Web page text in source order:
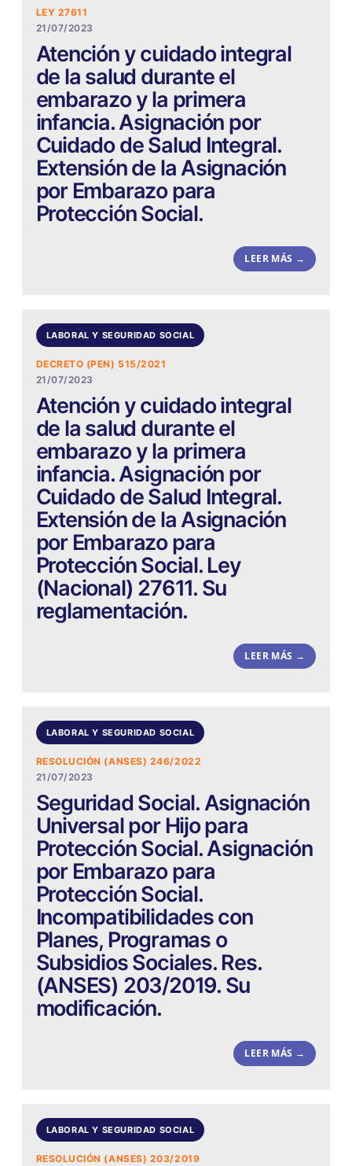
LEY 27611
21/07/2023
Atención y cuidado integral
de la salud durante el
embarazo y la primera
infancia. Asignación por
Cuidado de Salud Integral.
Extensión de la Asignación
por Embarazo para
Protección Social.
LEER MÁS →
LABORAL Y SEGURIDAD SOCIAL
DECRETO (PEN) 515/2021
21/07/2023
Atención y cuidado integral
de la salud durante el
embarazo y la primera
infancia. Asignación por
Cuidado de Salud Integral.
Extensión de la Asignación
por Embarazo para
Protección Social. Ley
(Nacional) 27611. Su
reglamentación.
LEER MÁS →
LABORAL Y SEGURIDAD SOCIAL
RESOLUCIÓN (ANSES) 246/2022
21/07/2023
Seguridad Social. Asignación
Universal por Hijo para
Protección Social. Asignación
por Embarazo para
Protección Social.
Incompatibilidades con
Planes, Programas o
Subsidios Sociales. Res.
(ANSES) 203/2019. Su
modificación.
LEER MÁS →
LABORAL Y SEGURIDAD SOCIAL
RESOLUCIÓN (ANSES) 203/2019